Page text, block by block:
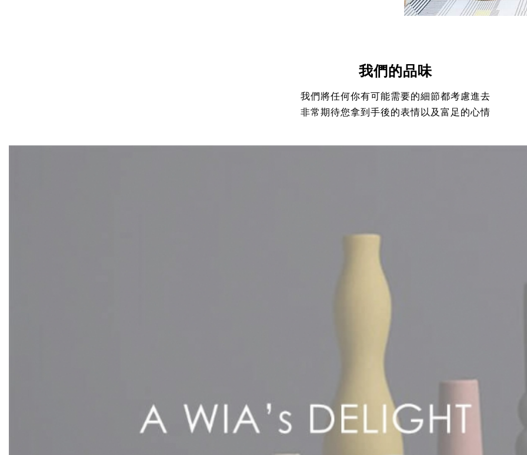
我們的品味
我們將任何你有可能需要的細節都考慮進去
非常期待您拿到手後的表情以及富足的心情